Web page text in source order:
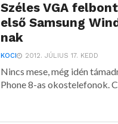
Széles VGA
első Samsung
nak
KOCI 2012. JÚLIUS 17. KEDD
Nincs mese, még idén
Phone 8-as okostelefonok.